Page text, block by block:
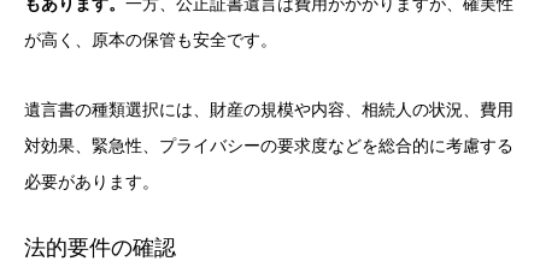
が高く、原本の保管も安全です。
遺言書の種類選択には、財産の規模や内容、相続人の状況、費用
対効果、緊急性、プライバシーの要求度などを総合的に考慮する
必要があります。
法的要件の確認